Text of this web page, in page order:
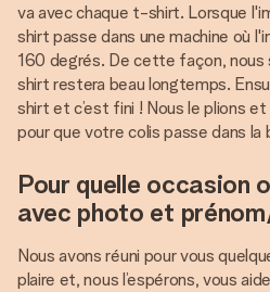
va avec chaque t-shirt. Lorsque
shirt passe dans une machine où
160 degrés. De cette façon,
shirt restera beau longtemps.
shirt et c’est fini ! Nous le plions
pour que votre colis passe dans
Pour quelle
avec photo et
Nous avons réuni pour vous
plaire et, nous l’espérons, vous